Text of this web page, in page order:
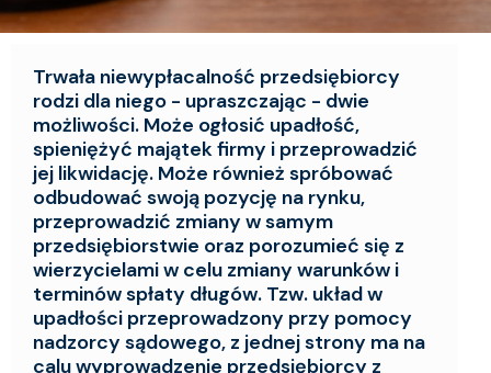
Trwała niewypłacalność przedsiębiorcy
rodzi dla niego - upraszczając - dwie
możliwości. Może ogłosić upadłość,
spieniężyć majątek firmy i przeprowadzić
jej likwidację. Może również spróbować
odbudować swoją pozycję na rynku,
przeprowadzić zmiany w samym
przedsiębiorstwie oraz porozumieć się z
wierzycielami w celu zmiany warunków i
terminów spłaty długów. Tzw. układ w
upadłości przeprowadzony przy pomocy
nadzorcy sądowego, z jednej strony ma na
calu wyprowadzenie przedsiębiorcy z